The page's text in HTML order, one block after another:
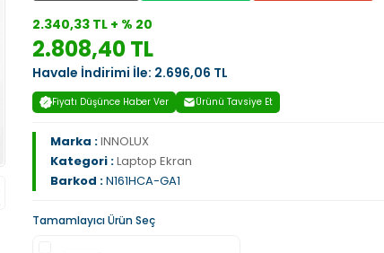
2.340,33 TL + % 20
2.808,40 TL
Havale İndirimi İle: 2.696,06 TL
Fiyatı Düşünce Haber Ver Ürünü Tavsiye Et
Marka :INNOLUX
Kategori :Laptop Ekran
Barkod :N161HCA-GA1
Tamamlayıcı Ürün Seç